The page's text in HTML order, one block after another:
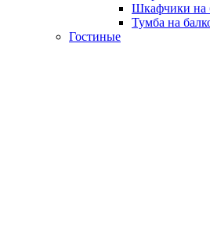
Шкафчики на
Тумба на
Гостиные